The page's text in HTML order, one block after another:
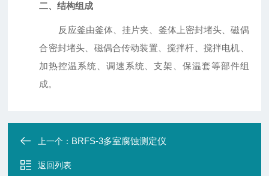
二、结构组成
反应釜由釜体、挂片夹、釜体上密封堵头、磁偶
合密封堵头、磁偶合传动装置、搅拌杆、搅拌电机、
加热控温系统、调速系统、支架、保温套等部件组
成。
上一个： BRFS-3多室腐蚀测定仪
返回列表